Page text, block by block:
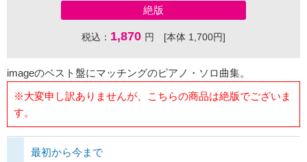
絶版
税込： 1,870 円 [本体 1,700円]
imageのベスト盤にマッチングのピアノ・ソロ曲集。
※大変申し訳ありませんが、こちらの商品は絶版でございま
す。
最初から今まで